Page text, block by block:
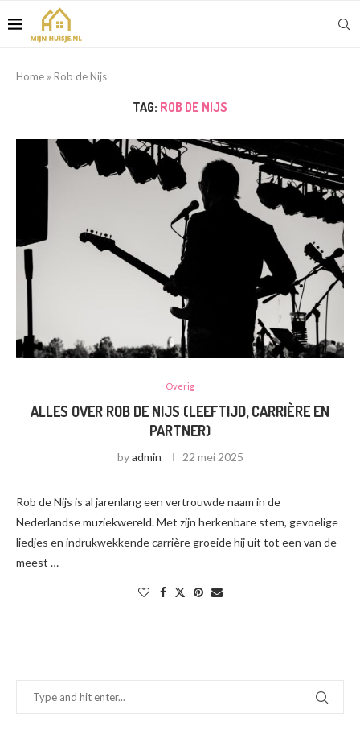
Home » Rob de Nijs
TAG: ROB DE NIJS
Overig
ALLES OVER ROB DE NIJS (LEEFTIJD, CARRIÈRE EN
PARTNER)
byadmin 22 mei 2025
Rob de Nijs is al jarenlang een vertrouwde naam in de
Nederlandse muziekwereld. Met zijn herkenbare stem, gevoelige
liedjes en indrukwekkende carrière groeide hij uit tot een van de
meest …